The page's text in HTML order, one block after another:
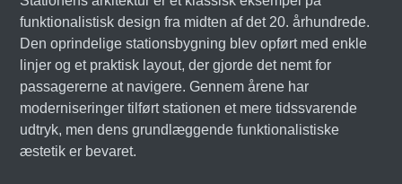
funktionalistisk design fra midten af det 20. århundrede.
Den oprindelige stationsbygning blev opført med enkle
linjer og et praktisk layout, der gjorde det nemt for
passagererne at navigere. Gennem årene har
moderniseringer tilført stationen et mere tidssvarende
udtryk, men dens grundlæggende funktionalistiske
æstetik er bevaret.